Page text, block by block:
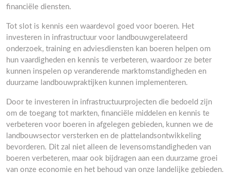
financiële diensten.
Tot slot is kennis een waardevol goed voor boeren. Het
investeren in infrastructuur voor landbouwgerelateerd
onderzoek, training en adviesdiensten kan boeren helpen om
hun vaardigheden en kennis te verbeteren, waardoor ze beter
kunnen inspelen op veranderende marktomstandigheden en
duurzame landbouwpraktijken kunnen implementeren.
Door te investeren in infrastructuurprojecten die bedoeld zijn
om de toegang tot markten, financiële middelen en kennis te
verbeteren voor boeren in afgelegen gebieden, kunnen we de
landbouwsector versterken en de plattelandsontwikkeling
bevorderen. Dit zal niet alleen de levensomstandigheden van
boeren verbeteren, maar ook bijdragen aan een duurzame groei
van onze economie en het behoud van onze landelijke gebieden.